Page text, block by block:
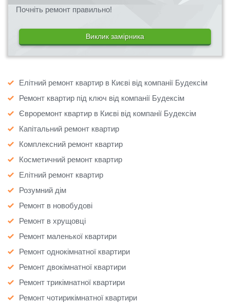
Почніть ремонт правильно!
Виклик замірника
Елітний ремонт квартир в Києві від компанії Будексім
Ремонт квартир під ключ від компанії Будексім
Євроремонт квартир в Києві від компанії Будексім
Капітальний ремонт квартир
Комплексний ремонт квартир
Косметичний ремонт квартир
Елітний ремонт квартир
Розумний дім
Ремонт в новобудові
Ремонт в хрущовці
Ремонт маленької квартири
Ремонт однокімнатної квартири
Ремонт двокімнатної квартири
Ремонт трикімнатної квартири
Ремонт чотирикімнатної квартири